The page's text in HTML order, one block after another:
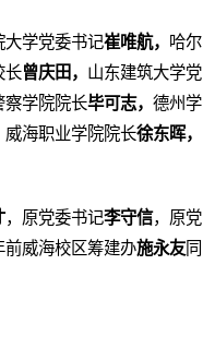
大学党委书记崔唯航， 哈尔
长曾庆田， 山东建筑大学党
察学院院长毕可志， 德州学
威海职业学院院长徐东晖，
，原党委书记李守信，原党
威海校区筹建办施永友同